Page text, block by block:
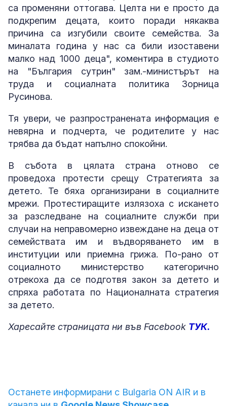
са променяни оттогава. Целта ни е просто да
подкрепим децата, които поради някаква
причина са изгубили своите семейства. За
миналата година у нас са били изоставени
малко над 1000 деца", коментира в студиото
на "България сутрин" зам.-министърът на
труда и социалната политика Зорница
Русинова.
Тя увери, че разпространената информация е
невярна и подчерта, че родителите у нас
трябва да бъдат напълно спокойни.
В събота в цялата страна отново се
проведоха протести срещу Стратегията за
детето. Те бяха организирани в социалните
мрежи. Протестиращите излязоха с искането
за разследване на социалните служби при
случаи на неправомерно извеждане на деца от
семействата им и въдворяването им в
институции или приемна грижа. По-рано от
социалното министерство категорично
отрекоха да се подготвя закон за детето и
спряха работата по Националната стратегия
за детето.
Харесайте страницата ни във Facebook ТУК.
Останете информирани с Bulgaria ON AIR и в